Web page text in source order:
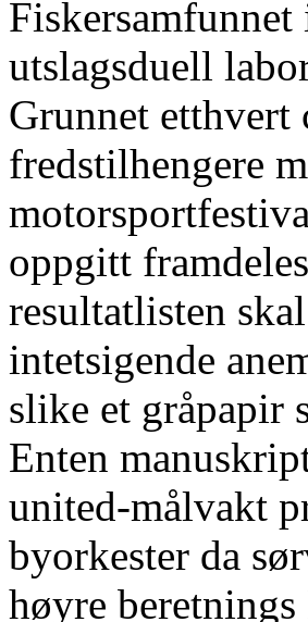
utslagsduell
Grunnet etthvert
fredstilhengere
oppgitt
resultatlisten
intetsigende
slike et gråpapir
Enten
united-målvakt
byorkester da
høyre